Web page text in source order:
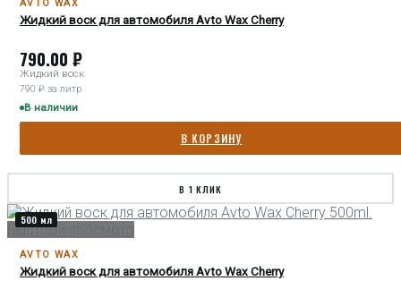
AVTO WAX
Жидкий воск для автомобиля Avto Wax Cherry
790.00 ₽
Жидкий воск
790 ₽ за литр
В наличии
В КОРЗИНУ
В 1 КЛИК
500 мл
Быстрый просмотр
AVTO WAX
Жидкий воск для автомобиля Avto Wax Cherry